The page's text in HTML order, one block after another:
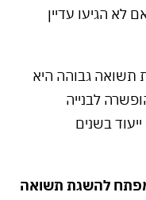
לא הגיעו עדיין
תשואה גבוהה היא
לבנייה
ייעוד בשנים
להשגת תשואה